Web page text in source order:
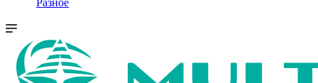
Разное